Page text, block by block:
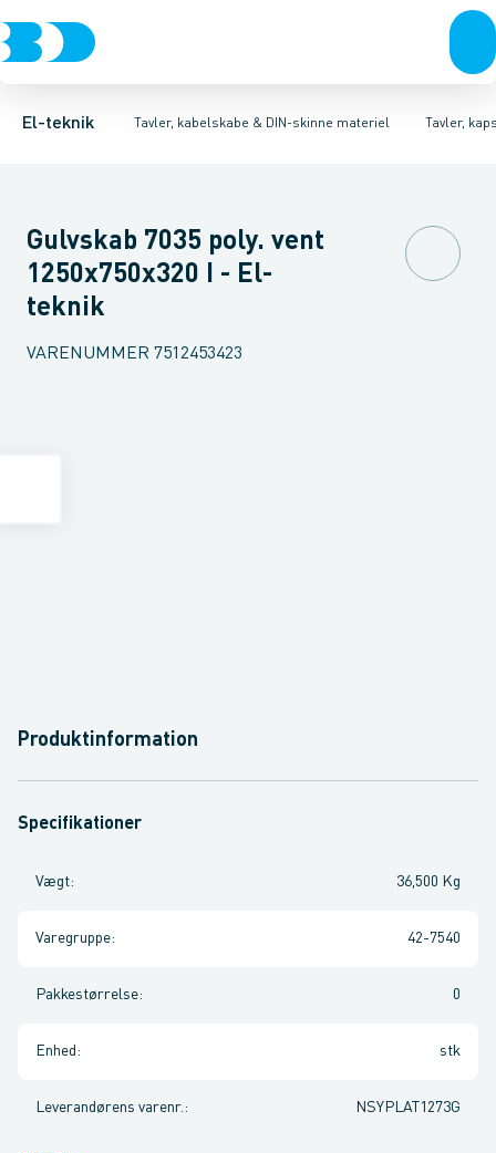
El-teknik Tavler, kabelskabe & DIN-skinne materiel
Afbrydere, stikkontakter & lampeudtagForgreningsmateriel
Tavler,
Tavler, kapsling og rackskabe Fordelings-/byggepladstavler
Ventilationsplade (indkapsling/skab)Dækplade / mærkeplade
Gulvskab 7035 poly. vent
1250x750x320 I - El-
teknik
VARENUMMER 7512453423
Produktinformation
Specifikationer
Vægt: 36,500 Kg
Varegruppe: 42-7540
Pakkestørrelse: 0
Enhed : stk
Leverandørens varenr. : NSYPLAT1273G